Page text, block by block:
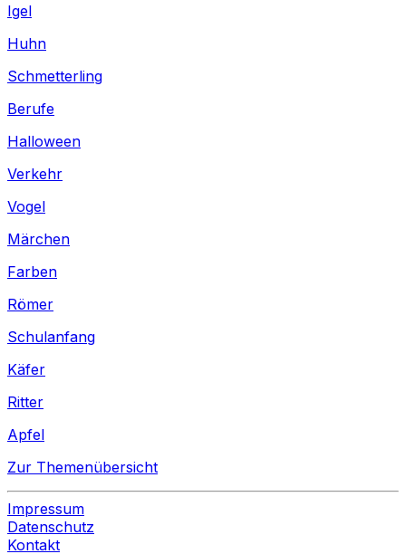
Igel
Huhn
Schmetterling
Berufe
Halloween
Verkehr
Vogel
Märchen
Farben
Römer
Schulanfang
Käfer
Ritter
Apfel
Zur Themenübersicht
Impressum
Datenschutz
Kontakt